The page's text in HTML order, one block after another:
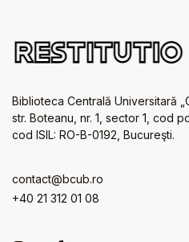
Biblioteca Centrală Universitară
str. Boteanu, nr. 1, sector 1, cod
cod ISIL: RO-B-0192, Bucureşti.
contact@bcub.ro
+40 21 312 01 08